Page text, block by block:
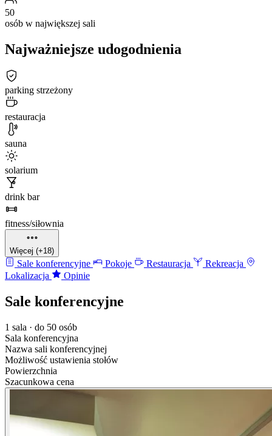
50
osób w największej sali
Najważniejsze udogodnienia
parking strzeżony
restauracja
sauna
solarium
drink bar
fitness/siłownia
Więcej (+18)
Sale konferencyjne Pokoje Restauracja
Rekreacja
Lokalizacja
Opinie
Sale konferencyjne
1 sala · do 50 osób
Sala konferencyjna
Nazwa sali konferencyjnej
Możliwość ustawienia stołów
Powierzchnia
Szacunkowa cena